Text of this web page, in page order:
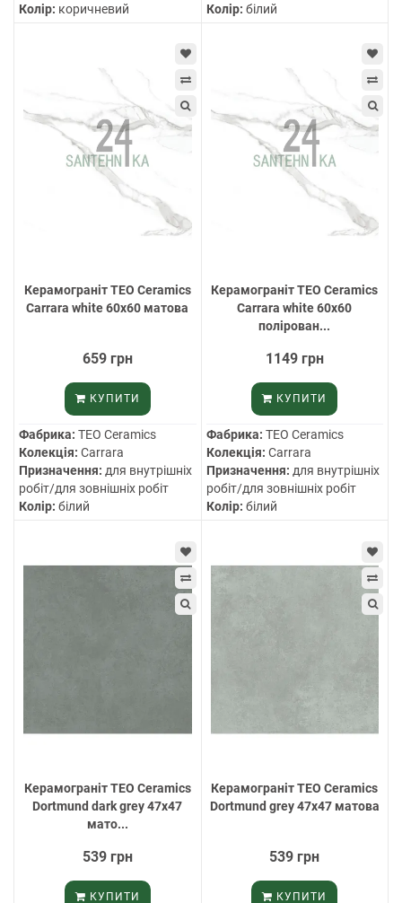
Колір: коричневий
Колір: білий
Керамограніт TEO Ceramics
Carrara white 60х60 матова
659 грн
КУПИТИ
Фабрика: TEO Ceramics
Колекція: Carrara
Призначення: для внутрішніх
робіт/для зовнішніх робіт
Колір: білий
Керамограніт TEO Ceramics
Carrara white 60х60
полірован...
1149 грн
КУПИТИ
Фабрика: TEO Ceramics
Колекція: Carrara
Призначення: для внутрішніх
робіт/для зовнішніх робіт
Колір: білий
Керамограніт TEO Ceramics
Dortmund dark grey 47х47
мато...
539 грн
КУПИТИ
Керамограніт TEO Ceramics
Dortmund grey 47х47 матова
539 грн
КУПИТИ